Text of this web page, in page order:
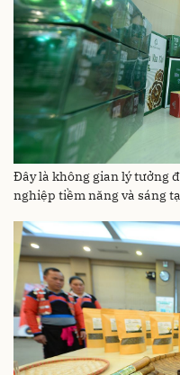
Đây là không gian lý tưởng
nghiệp tiềm năng và sáng